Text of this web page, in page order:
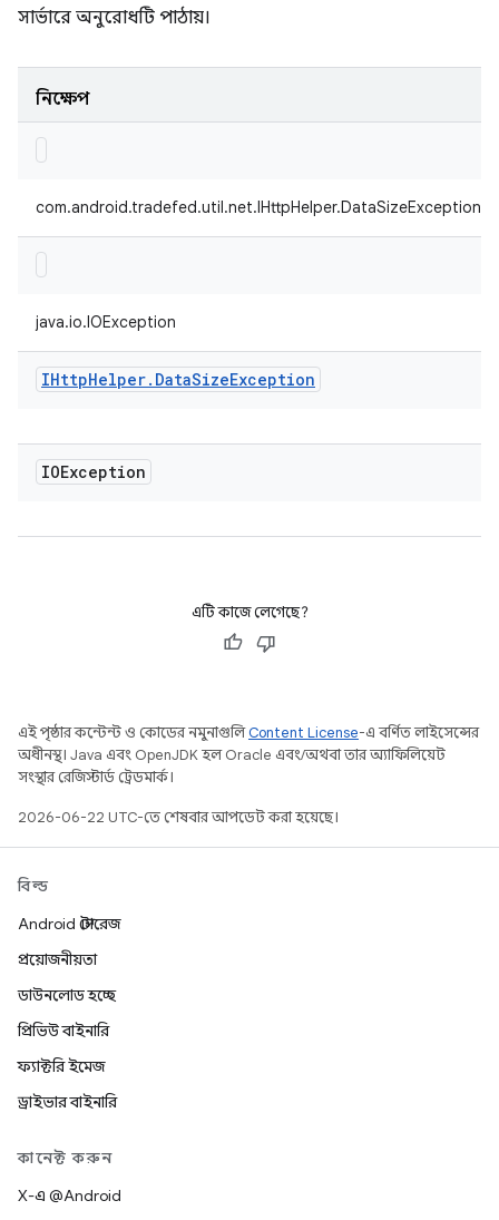
সার্ভারে অনুরোধটি পাঠায়।
নিক্ষেপ
com.android.tradefed.util.net.IHttpHelper.DataSizeException
java.io.IOException
IHttpHelper. DataSizeException
IOException
এটি কাজে লেগেছে?
এই পৃষ্ঠার কন্টেন্ট ও কোডের নমুনাগুলিContent License-এ বর্ণিত লাইসেন্সের
অধীনস্থ। Java এবং OpenJDK হল Oracle এবং/অথবা তার অ্যাফিলিয়েট
সংস্থার রেজিস্টার্ড ট্রেডমার্ক।
2026-06-22 UTC-তে শেষবার আপডেট করা হয়েছে।
বিল্ড
Android স্টোরেজ
প্রয়োজনীয়তা
ডাউনলোড হচ্ছে
প্রিভিউ বাইনারি
ফ্যাক্টরি ইমেজ
ড্রাইভার বাইনারি
কানেক্ট করুন
X-এ @Android